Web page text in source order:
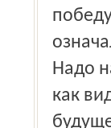
Надо
как